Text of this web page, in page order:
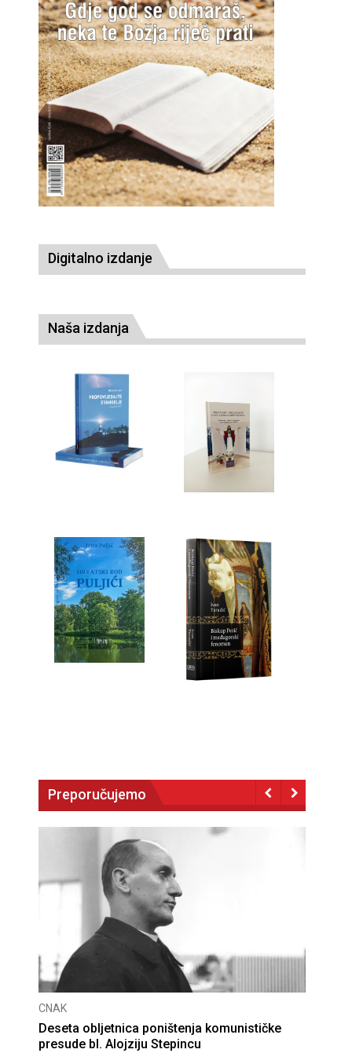
Digitalno izdanje
Naša izdanja
Preporučujemo
CNAK
Deseta obljetnica poništenja komunističke
presude bl. Alojziju Stepincu